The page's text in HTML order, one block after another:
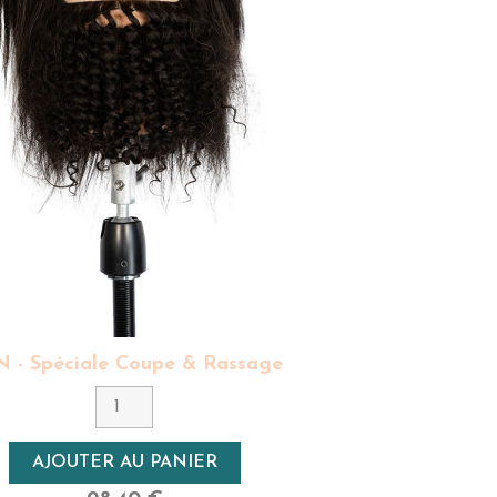
Couleur
Densité
Très Haute
- Spéciale Coupe & Rassage
AJOUTER AU PANIER